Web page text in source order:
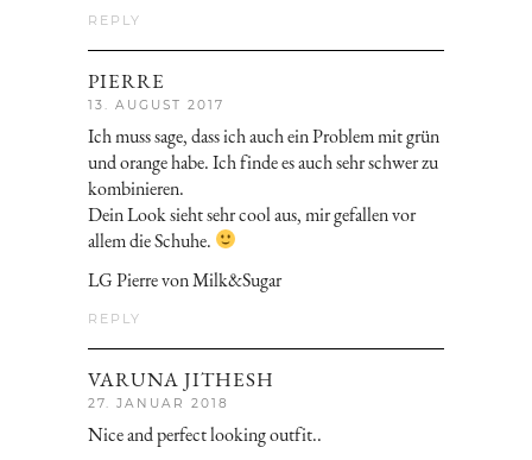
REPLY
PIERRE
13. AUGUST 2017
Ich muss sage, dass ich auch ein Problem mit grün
und orange habe. Ich finde es auch sehr schwer zu
kombinieren.
Dein Look sieht sehr cool aus, mir gefallen vor
allem die Schuhe.
LG Pierre von Milk&Sugar
REPLY
VARUNA JITHESH
27. JANUAR 2018
Nice and perfect looking outfit..